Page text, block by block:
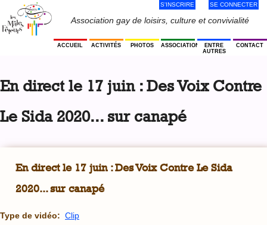
navigation
Association gay de loisirs, culture et convivialité
Menu
Utilisateur
S'INSCRIRE SE CONNECTER
ACCUEIL ACTIVITÉS PHOTOS ASSOCIATION
ENTRE
AUTRES
CONTACT
top
En direct le 17 juin : Des Voix Contre
Le Sida 2020... sur canapé
En direct le 17 juin : Des Voix Contre Le Sida
2020... sur canapé
Type de vidéo: Clip